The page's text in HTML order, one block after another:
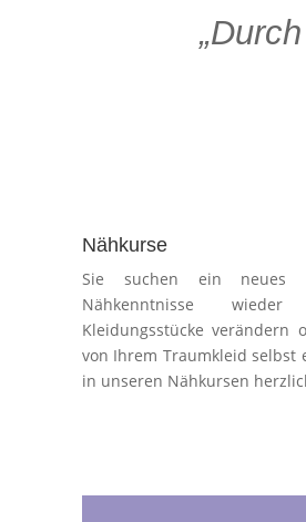
Nähkurse
Sie suchen ein neues
Nähkenntnisse
Kleidungsstücke verändern
von Ihrem Traumkleid selbst
in unseren Nähkursen